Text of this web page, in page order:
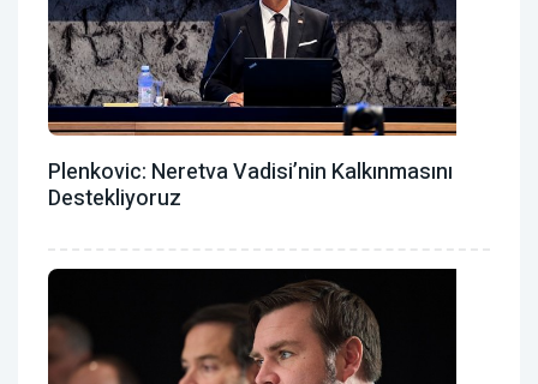
Plenkovic: Neretva Vadisi’nin Kalkınmasını
Destekliyoruz